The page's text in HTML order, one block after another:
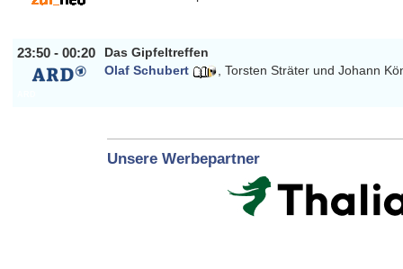
23:50 - 00:20
Das Gipfeltreffen
Olaf Schubert
Torsten Sträter und Johann
Unsere Werbepartner